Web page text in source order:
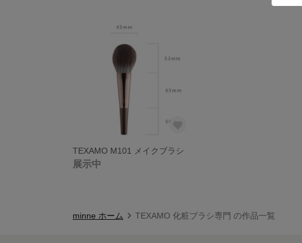
TEXAMO M101 メイクブラシ
展示中
minne ホーム TEXAMO 化粧ブラシ専門 の作品一覧